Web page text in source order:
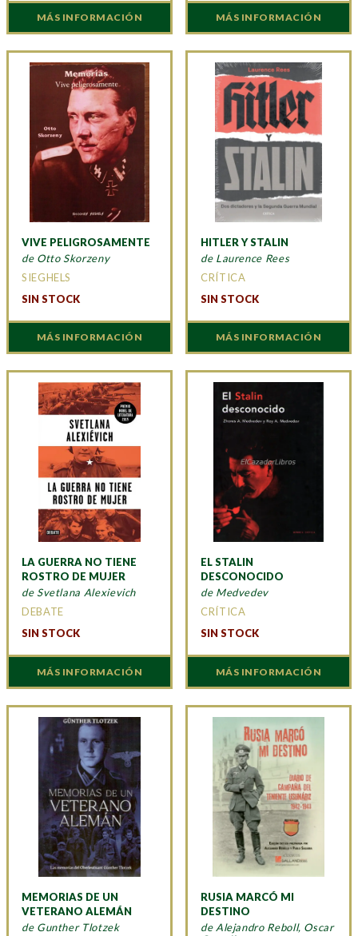
MÁS INFORMACIÓN MÁS INFORMACIÓN
VIVE PELIGROSAMENTE
de Otto Skorzeny
SIEGHELS
SIN STOCK
MÁS INFORMACIÓN
HITLER Y STALIN
de Laurence Rees
CRÍTICA
SIN STOCK
MÁS INFORMACIÓN
LA GUERRA NO TIENE
ROSTRO DE MUJER
de Svetlana Alexievich
DEBATE
SIN STOCK
MÁS INFORMACIÓN
EL STALIN
DESCONOCIDO
de Medvedev
CRÍTICA
SIN STOCK
MÁS INFORMACIÓN
MEMORIAS DE UN
VETERANO ALEMÁN
de Gunther Tlotzek
RUSIA MARCÓ MI
DESTINO
de Alejandro Reboll, Oscar